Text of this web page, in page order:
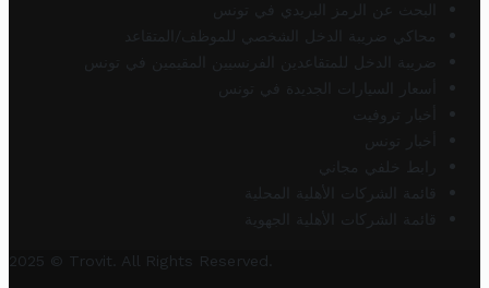
البحث عن الرمز البريدي في تونس
محاكي ضريبة الدخل الشخصي للموظف/المتقاعد
ضريبة الدخل للمتقاعدين الفرنسيين المقيمين في تونس
أسعار السيارات الجديدة في تونس
أخبار تروفيت
أخبار تونس
رابط خلفي مجاني
قائمة الشركات الأهلية المحلية
قائمة الشركات الأهلية الجهوية
2025 © Trovit. All Rights Reserved.